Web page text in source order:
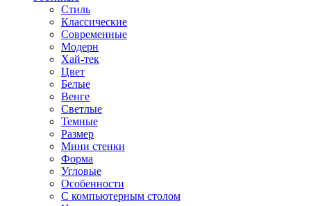
Стиль
Классические
Современные
Модерн
Хай-тек
Цвет
Белые
Венге
Светлые
Темные
Размер
Мини стенки
Форма
Угловые
Особенности
С компьютерным столом